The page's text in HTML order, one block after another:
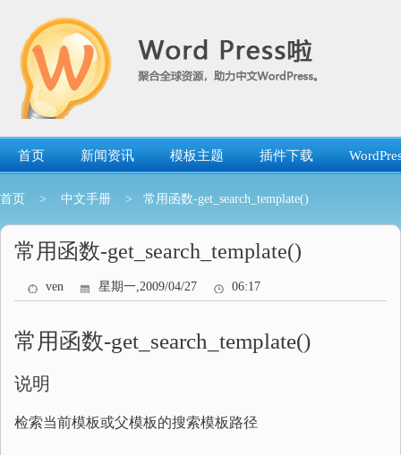
首页 新闻资讯 模板主题 插件下载
首页 > 中文手册 > 常用函数-get_search_template()
常用函数-get_search_template()
ven 星期一,2009/04/27 06:17
常用函数-get_search_template()
说明
检索当前模板或父模板的搜索模板路径